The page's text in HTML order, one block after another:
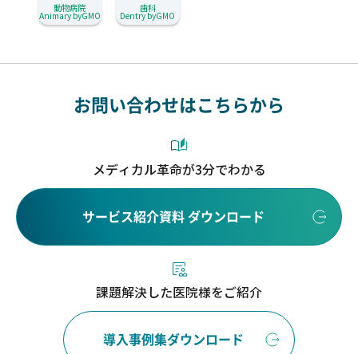
動物病院
Animary byGMO
歯科
Dentry byGMO
お問い合わせはこちらから
メディカル革命が3分でわかる
サービス紹介資料 ダウンロード
課題解決した医院様をご紹介
導入事例集ダウンロード